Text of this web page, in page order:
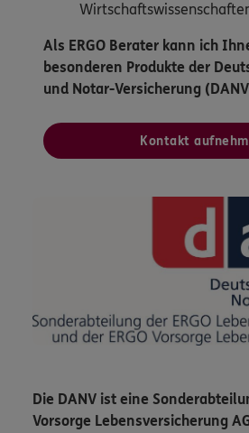
Als ERGO Berater kann ich
besonderen Produkte der
und Notar-Versicherung
Kontakt
Die DANV ist eine
Vorsorge Lebensversicherung